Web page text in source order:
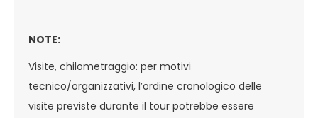
NOTE:
Visite, chilometraggio: per motivi
tecnico/organizzativi, l’ordine cronologico delle
visite previste durante il tour potrebbe essere